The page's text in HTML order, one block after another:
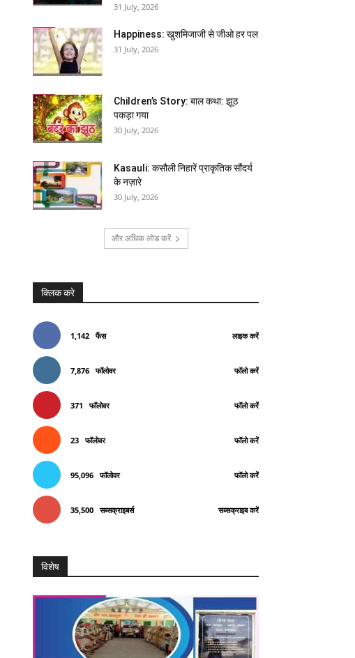
31 July, 2026
Happiness: खुशमिजाजी से जीओ हर पल
31 July, 2026
Children’s Story: बाल कथा: झूठ
पकड़ा गया
30 July, 2026
Kasauli: कसौली निहारें प्राकृतिक सौंदर्य
के नज़ारे
30 July, 2026
और अधिक लोड करें
क्लिक करे
1,142 फैंस लाइक करें
7,876 फॉलोवर फॉलो करें
371 फॉलोवर फॉलो करें
23 फॉलोवर फॉलो करें
95,096 फॉलोवर फॉलो करें
35,500 सब्सक्राइबर्स सब्सक्राइब करें
विशेष